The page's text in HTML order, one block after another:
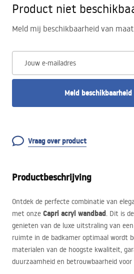
Product niet
Meld mij beschikbaarheid van
Jouw e-mailadres
Meld beschikbaarheid
Vraag over product
Productbeschrijving
Ontdek de perfecte combinatie van
met onze Capri acryl wandbad. Dit is
genieten van de luxe uitstraling van
ruimte in de badkamer optimaal wordt
materialen van de hoogste kwaliteit,
duurzaamheid en betrouwbaarheid voor